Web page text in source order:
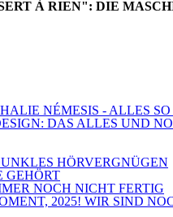
À RIEN": DIE
NÉMESIS - ALLES SO
DAS ALLES UND
HÖRVERGNÜGEN
GEHÖRT
NOCH NICHT FERTIG
2025! WIR SIND